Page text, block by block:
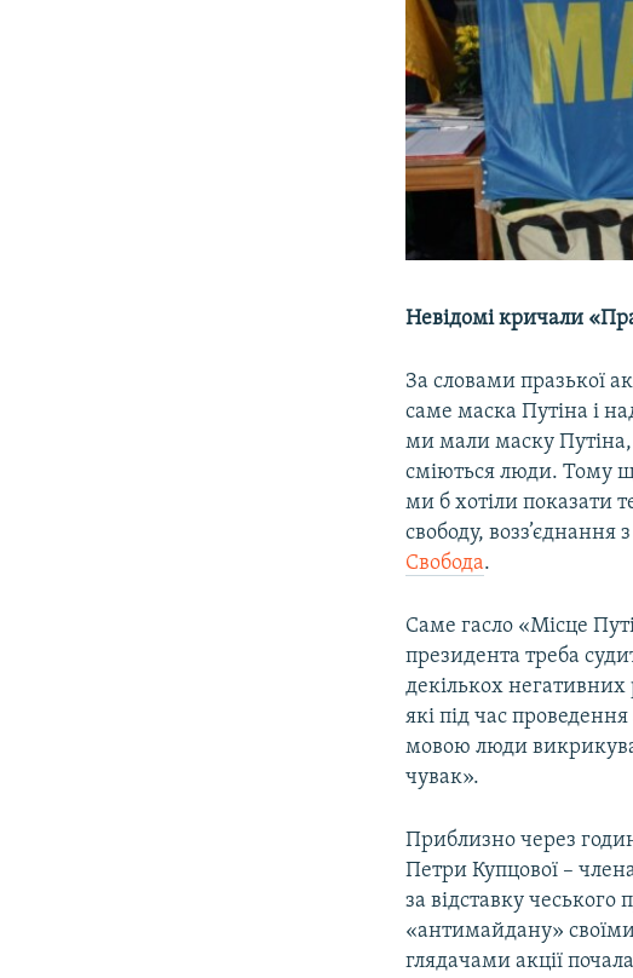
Невідомі кричали
За словами празької
саме маска Путіна і
ми мали маску Путіна,
сміються люди. Тому
ми б хотіли показати
свободу, возз’єднання
Свобода.
Саме гасло «Місце
президента треба
декількох негативних
які під час
мовою люди
чувак».
Приблизно через
Петри Купцової –
за відставку
«антимайдану»
глядачами акції